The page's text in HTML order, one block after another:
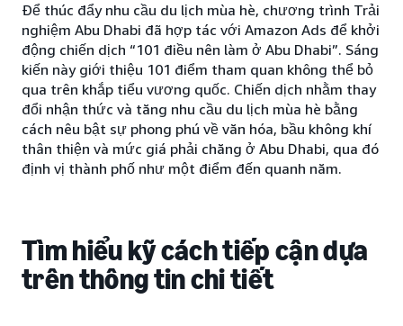
Để thúc đẩy nhu cầu du lịch mùa hè, chương trình Trải
nghiệm Abu Dhabi đã hợp tác với Amazon Ads để khởi
động chiến dịch “101 điều nên làm ở Abu Dhabi”. Sáng
kiến này giới thiệu 101 điểm tham quan không thể bỏ
qua trên khắp tiểu vương quốc. Chiến dịch nhằm thay
đổi nhận thức và tăng nhu cầu du lịch mùa hè bằng
cách nêu bật sự phong phú về văn hóa, bầu không khí
thân thiện và mức giá phải chăng ở Abu Dhabi, qua đó
định vị thành phố như một điểm đến quanh năm.
Tìm hiểu kỹ cách tiếp cận dựa
trên thông tin chi tiết